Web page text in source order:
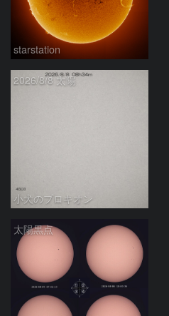
starstation
2026/8/8 太陽
小犬のプロキオン
太陽黒点